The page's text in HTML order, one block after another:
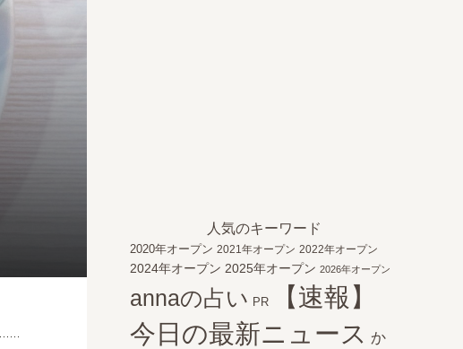
人気のキーワード
2020年オープン 2021年オープン 2022年オープン
2024年オープン 2025年オープン 2026年オープン
annaの占い PR
【速報】
今日の最新ニュース か